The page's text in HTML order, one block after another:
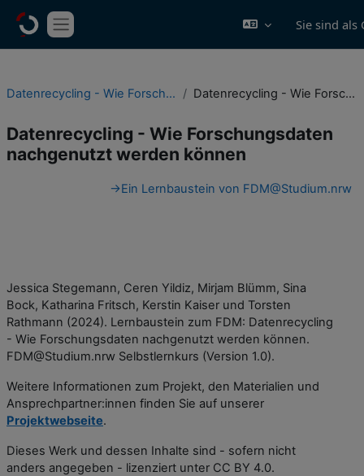
Website-Übersicht
Sie sind als
Datenrecycling - Wie Forschungsdaten nachgenutzt werden können Datenrecycling - Wie Forschungsdaten nachgenutzt werden können
Datenrecycling - Wie Forschungsdaten
nachgenutzt werden können
Abschnittsübersicht
→Ein Lernbaustein von FDM@Studium.nrw
Jessica Stegemann, Ceren Yildiz, Mirjam Blümm, Sina
Bock, Katharina Fritsch, Kerstin Kaiser und Torsten
Rathmann (2024). Lernbaustein zum FDM: Datenrecycling
- Wie Forschungsdaten nachgenutzt werden können.
FDM@Studium.nrw Selbstlernkurs (Version 1.0).
Weitere Informationen zum Projekt, den Materialien und
Ansprechpartner:innen finden Sie auf unserer
Projektwebseite.
Dieses Werk und dessen Inhalte sind - sofern nicht
anders angegeben - lizenziert unter CC BY 4.0.